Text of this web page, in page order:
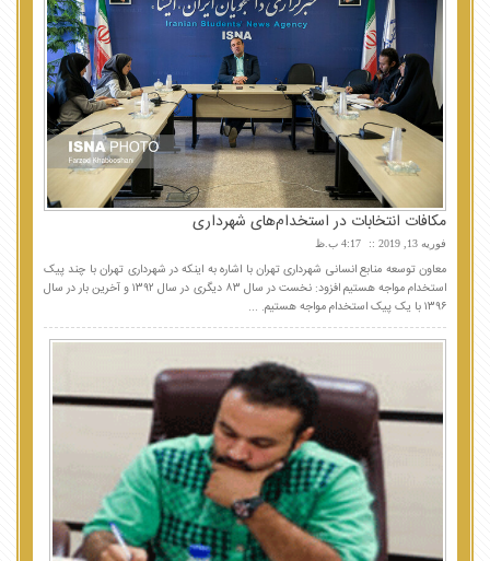
مکافات انتخابات در استخدام‌های شهرداری
فوریه 13, 2019 4:17 ب.ظ
معاون توسعه منابع انسانی شهرداری تهران با اشاره به اینکه در شهرداری تهران با چند پیک
استخدام مواجه هستیم افزود: نخست در سال ۸۳ دیگری در سال ۱۳۹۲ و آخرین بار در سال
۱۳۹۶ با یک پیک استخدام مواجه هستیم. ...